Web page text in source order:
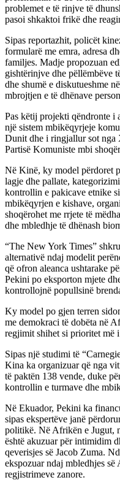
problemet e të rinjve të
pasoi shkaktoi frikë dhe
Sipas reportazhit, policët
formularë me emra, adresa
familjes. Madje propozuan
gishtërinjve dhe pëllëmbëve
dhe shumë e diskutueshme
mbrojtjen e të dhënave
Pas këtij projekti qëndronte i
një sistem mbikëqyrjeje
Dunit dhe i ringjallur sot nga
Partisë Komuniste mbi
Në Kinë, ky model përdoret
lagje dhe pallate,
kontrollin e pakicave etnike
mbikëqyrjen e kishave,
shoqërohet me rrjete të
dhe mbledhje të dhënash
“The New York Times”
alternativë ndaj modelit
që ofron aleanca ushtarake
Pekini po eksporton mjete
kontrollojnë popullsinë
Ky model po gjen terren
me demokraci të dobëta në
regjimit shihet si prioritet më
Sipas një studimi të
Kina ka organizuar që nga
të paktën 138 vende, duke
kontrollin e turmave dhe
Në Ekuador, Pekini ka
sipas ekspertëve janë
politikë. Në Afrikën e Jugut,
është akuzuar për intimidim
qeverisjes së Jacob Zuma.
ekspozuar ndaj mbledhjes
regjistrimeve zanore.